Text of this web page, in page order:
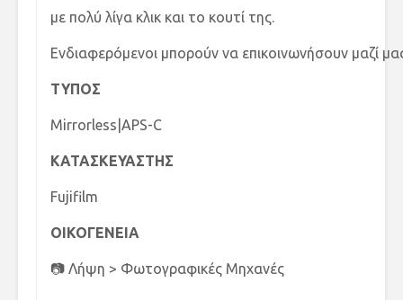
με πολύ λίγα κλικ και το κουτί της.
Ενδιαφερόμενοι μπορούν να επικοινωνήσουν μαζί
ΤΥΠΟΣ
Mirrorless|APS-C
ΚΑΤΑΣΚΕΥΑΣΤΗΣ
Fujifilm
ΟΙΚΟΓΕΝΕΙΑ
📷 Λήψη > Φωτογραφικές Μηχανές